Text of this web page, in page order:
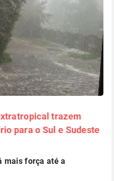
trazem
para o Sul e Sudeste
mais força até a